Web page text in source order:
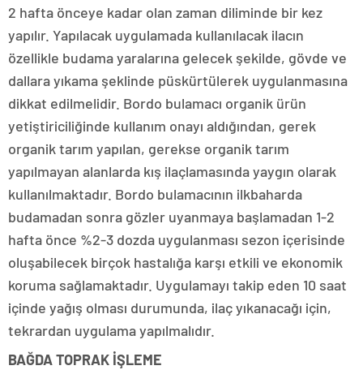
2 hafta önceye kadar olan zaman diliminde bir kez
yapılır. Yapılacak uygulamada kullanılacak ilacın
özellikle budama yaralarına gelecek şekilde, gövde ve
dallara yıkama şeklinde püskürtülerek uygulanmasına
dikkat edilmelidir. Bordo bulamacı organik ürün
yetiştiriciliğinde kullanım onayı aldığından, gerek
organik tarım yapılan, gerekse organik tarım
yapılmayan alanlarda kış ilaçlamasında yaygın olarak
kullanılmaktadır. Bordo bulamacının ilkbaharda
budamadan sonra gözler uyanmaya başlamadan 1-2
hafta önce %2-3 dozda uygulanması sezon içerisinde
oluşabilecek birçok hastalığa karşı etkili ve ekonomik
koruma sağlamaktadır. Uygulamayı takip eden 10 saat
içinde yağış olması durumunda, ilaç yıkanacağı için,
tekrardan uygulama yapılmalıdır.
BAĞDA TOPRAK İŞLEME